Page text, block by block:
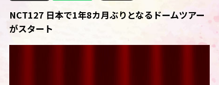
NCT127 日本で1年8カ月ぶりとなるドームツアー
がスタート